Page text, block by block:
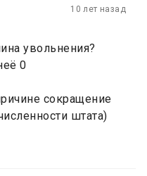
10 лет назад
увольнения?
0
сокращение
штата)